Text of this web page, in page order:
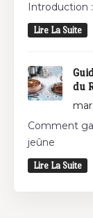
Introduction
Lire La Suite
du
Comment
jeûne
Lire La Suite